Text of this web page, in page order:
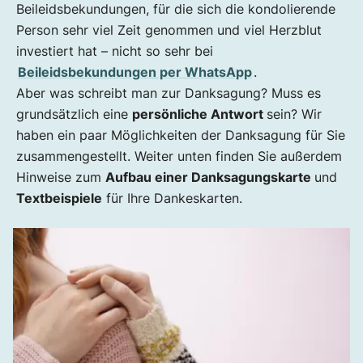
Beileidsbekundungen, für die sich die kondolierende
Person sehr viel Zeit genommen und viel Herzblut
investiert hat – nicht so sehr bei
Beileidsbekundungen per WhatsApp.
Aber was schreibt man zur Danksagung? Muss es
grundsätzlich eine persönliche Antwort sein? Wir
haben ein paar Möglichkeiten der Danksagung für Sie
zusammengestellt. Weiter unten finden Sie außerdem
Hinweise zum Aufbau einer Danksagungskarte und
Textbeispiele für Ihre Dankeskarten.